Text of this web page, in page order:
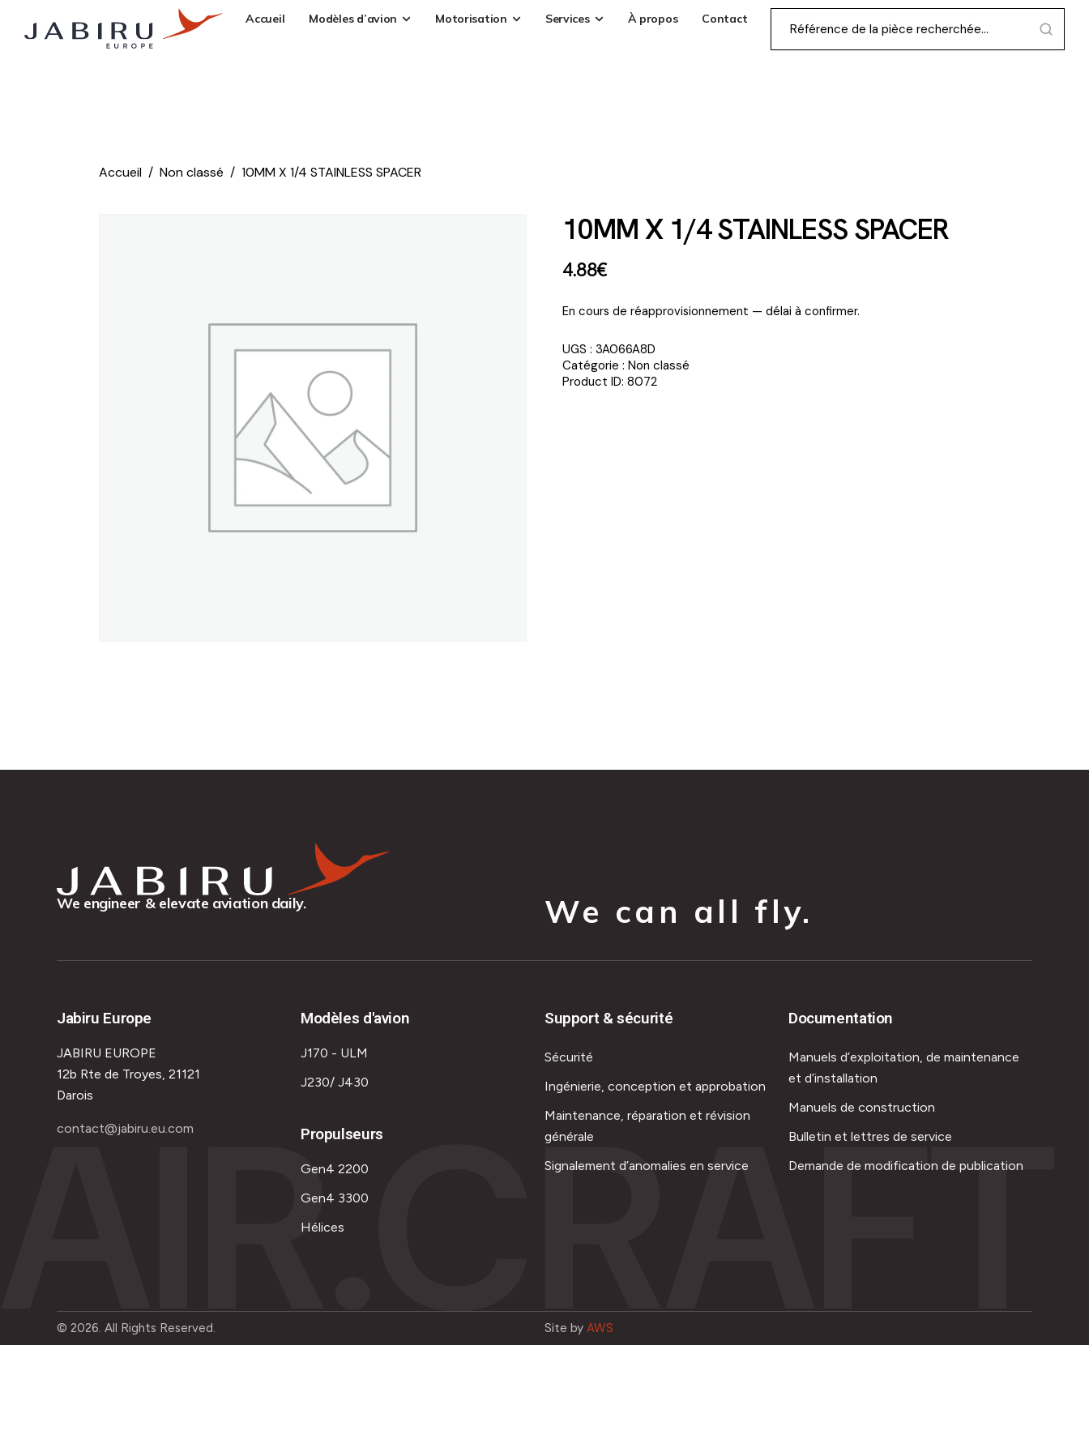
Accueil Modèles d’avion Motorisation Services À propos Contact
Accueil Non classé 10MM X 1/4 STAINLESS SPACER
10MM X 1/4 STAINLESS SPACER
4.88€
En cours de réapprovisionnement — délai à confirmer.
UGS : 3A066A8D
Catégorie : Non classé
Product ID: 8072
We engineer & elevate aviation daily. We can all fly.
Jabiru Europe
JABIRU EUROPE
12b Rte de Troyes, 21121
Darois
contact@jabiru.eu.com
Modèles d'avion
J170 - ULM
J230/ J430
Propulseurs
Gen4 2200
Gen4 3300
Hélices
Support & sécurité
Sécurité
Ingénierie, conception et approbation
Maintenance, réparation et révision
générale
Signalement d’anomalies en service
Documentation
Manuels d’exploitation, de maintenance
et d’installation
Manuels de construction
Bulletin et lettres de service
Demande de modification de publication
AIR.CRAFT
© 2026. All Rights Reserved. Site by AWS